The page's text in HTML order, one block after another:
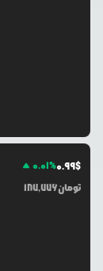
0.01%0.99$
187,776تومان